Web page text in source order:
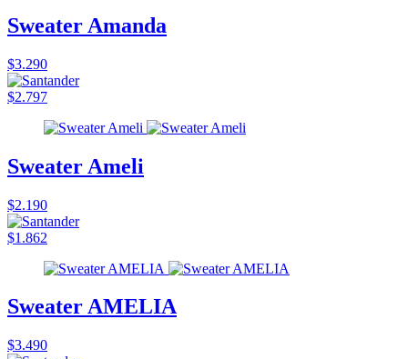
Sweater Amanda
$3.290
$2.797
Sweater Ameli
$2.190
$1.862
Sweater AMELIA
$3.490